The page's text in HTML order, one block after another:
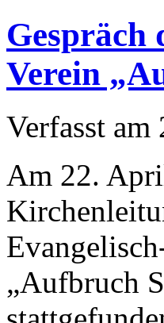
Verein
Verfasst am
Am 22.
„Aufbruch